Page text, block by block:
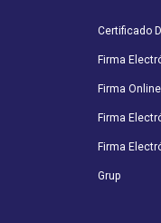
Certificado
Firma
Firma
Firma
Firma
Grup